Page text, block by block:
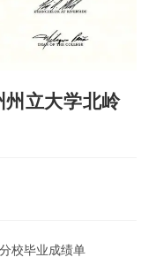
州立大学北岭
校毕业成绩单